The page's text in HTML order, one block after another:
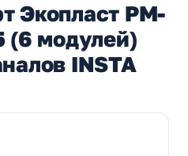
Экопласт PM-
(6 модулей)
INSTA